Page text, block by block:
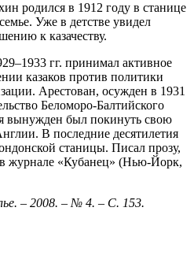
родился в 1912 году в станице
Уже в детстве увидел
к казачеству.
гг. принимал активное
казаков против политики
Арестован, осужден в 1931
Беломоро-Балтийского
вынужден был покинуть свою
В последние десятилетия
станицы. Писал прозу,
журнале «Кубанец» (Нью-Йорк,
– 2008. – № 4. – С. 153.